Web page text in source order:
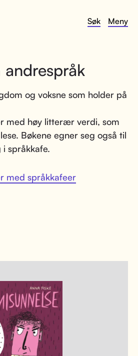
Søk Meny
og voksne som holder på
med høy litterær verdi, som
Bøkene egner seg også til
språkkafe.
med språkkafeer